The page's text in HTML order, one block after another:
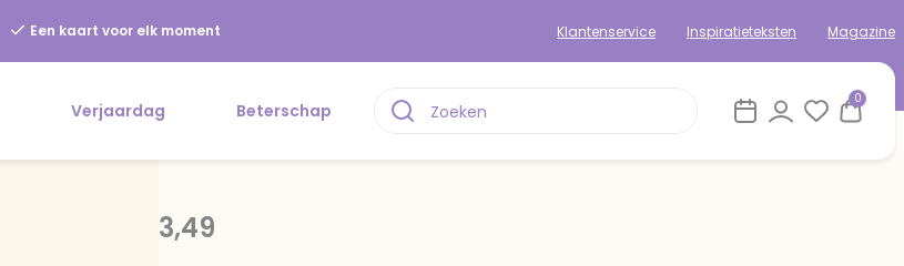
Een kaart voor elk moment Klantenservice Inspiratieteksten Magazine
Verjaardag Beterschap
0
3,49